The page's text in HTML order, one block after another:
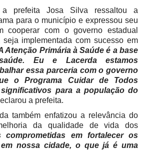
prefeita Josa Silva ressaltou a
para o município e expressou seu
cooperar com o governo estadual
implementada com sucesso em
Atenção Primária à Saúde é a base
Eu e Lacerda estamos
essa parceria com o governo
o Programa Cuidar de Todos
para a população do
a prefeita.
também enfatizou a relevância do
da qualidade de vida dos
comprometidas em fortalecer os
nossa cidade, o que já é uma